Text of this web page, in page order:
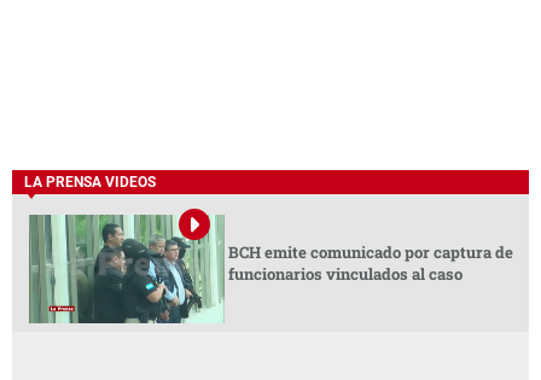
LA PRENSA VIDEOS
BCH emite comunicado por captura de
funcionarios vinculados al caso